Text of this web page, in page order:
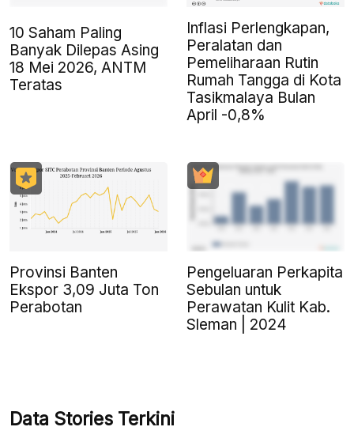
10 Saham Paling
Banyak Dilepas Asing
18 Mei 2026, ANTM
Teratas
Inflasi Perlengkapan,
Peralatan dan
Pemeliharaan Rutin
Rumah Tangga di Kota
Tasikmalaya Bulan
April -0,8%
Provinsi Banten
Ekspor 3,09 Juta Ton
Perabotan
Pengeluaran Perkapita
Sebulan untuk
Perawatan Kulit Kab.
Sleman | 2024
Data Stories Terkini